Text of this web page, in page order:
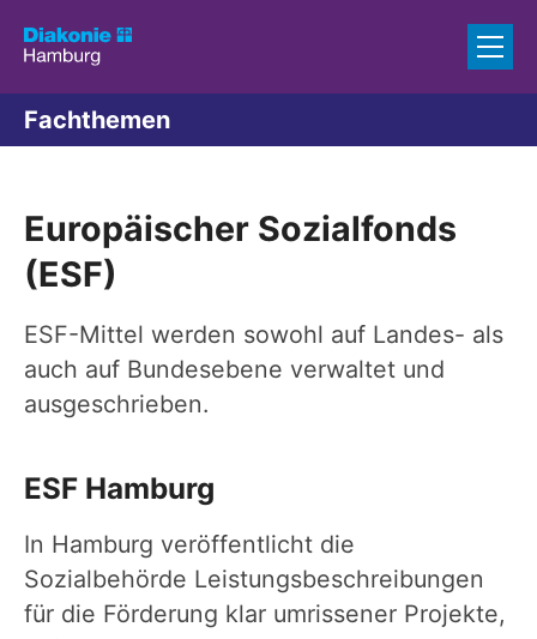
Fachthemen
Europäischer Sozialfonds
(ESF)
ESF-Mittel werden sowohl auf Landes- als
auch auf Bundesebene verwaltet und
ausgeschrieben.
ESF Hamburg
In Hamburg veröffentlicht die
Sozialbehörde Leistungsbeschreibungen
für die Förderung klar umrissener Projekte,